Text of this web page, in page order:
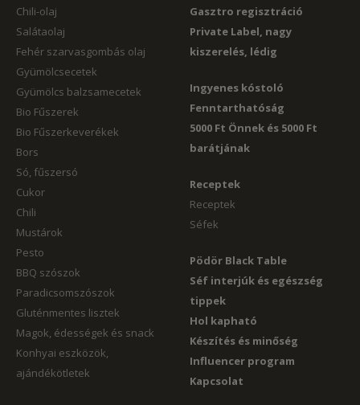
Chili-olaj
Salátaolaj
Fehér szarvasgombás olaj
Gyümölcsecetek
Gyümölcs balzsamecetek
Bio Fűszerek
Bio Fűszerkeverékek
Bors
Só, fűszersó
Cukor
Chili
Mustárok
Pesto
BBQ szószok
Paradicsomszószok
Gluténmentes lisztek
Magok, édességek és snack
Konhyai eszközök,
ajándékötletek
Gasztro regisztráció
Private Label, nagy
kiszerelés, lédig
Ingyenes kóstoló
Fenntarthatóság
5000 Ft Önnek és 5000 Ft
barátjának
Receptek
Receptek
Séfek
Pödör Black Table
Séf interjúk és egészség
tippek
Hol kapható
Készítés és minőség
Influencer program
Kapcsolat